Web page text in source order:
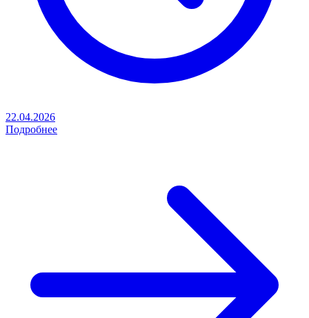
22.04.2026
Подробнее